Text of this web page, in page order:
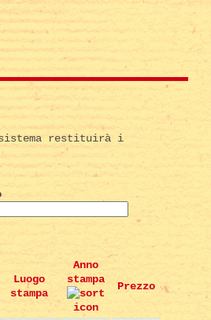
restituirà i
Luogo
stampa
Anno
stampa
Prezzo